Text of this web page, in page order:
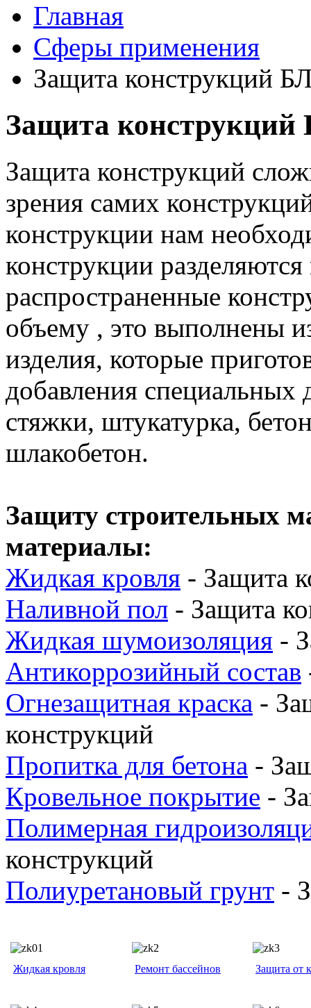
Главная
Сферы применения
Защита конструкций
Защита
Защита конструкций
зрения самих
конструкции нам
конструкции
распространенные
объему , это выполнены
изделия, которые
добавления
стяжки, штукатурка,
шлакобетон.
Защиту строительных
материалы:
Жидкая кровля - Защита
Наливной пол - Защита
Жидкая шумоизоляция -
Антикоррозийный состав
Огнезащитная краска -
конструкций
Пропитка для бетона -
Кровельное покрытие -
Полимерная
конструкций
Полиуретановый грунт -
Жидкая кровля Ремонт бассейнов Защита от